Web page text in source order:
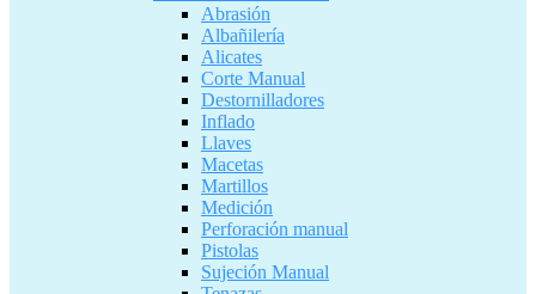
Abrasión
Albañilería
Alicates
Corte Manual
Destornilladores
Inflado
Llaves
Macetas
Martillos
Medición
Perforación manual
Pistolas
Sujeción Manual